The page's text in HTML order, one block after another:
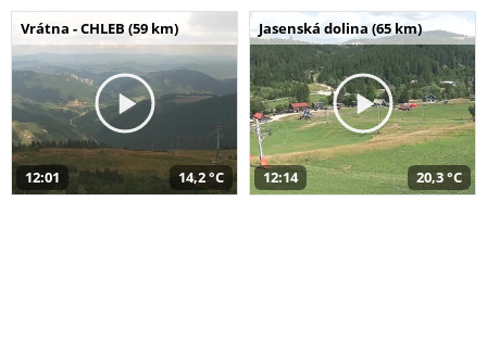
Vrátna - CHLEB (59 km)
12:01 14,2 °C
Jasenská dolina (65 km)
12:14 20,3 °C